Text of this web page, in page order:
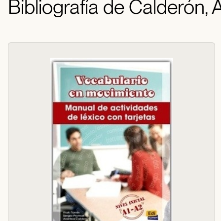
Bibliografía de Calderón,